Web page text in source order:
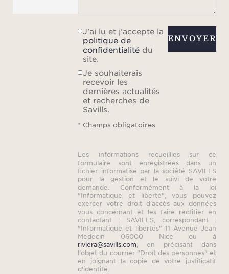
J’ai lu et j’accepte la
politique de
confidentialité du
site.
Je souhaiterais
recevoir les
dernières actualités
et recherches de
Savills.
* Champs obligatoires
ENVOYER
Les informations recueillies sur ce
formulaire sont enregistrées dans un
fichier informatisé par la société SAVILLS
pour la gestion et le suivi de votre
demande. Conformément à la loi
"Informatique et liberté", vous pouvez
exercer votre droit d'accès aux données
vous concernant et les faire rectifier en
contactant : SAVILLS, correspondant :
"Informatique et libertés" 11 Avenue Jean
Medecin 06000 Nice ou à
riviera@savills.com , en précisant dans
l'objet du courrier "Droit des personnes" et
en joignant la copie de votre justificatif
d'identité.